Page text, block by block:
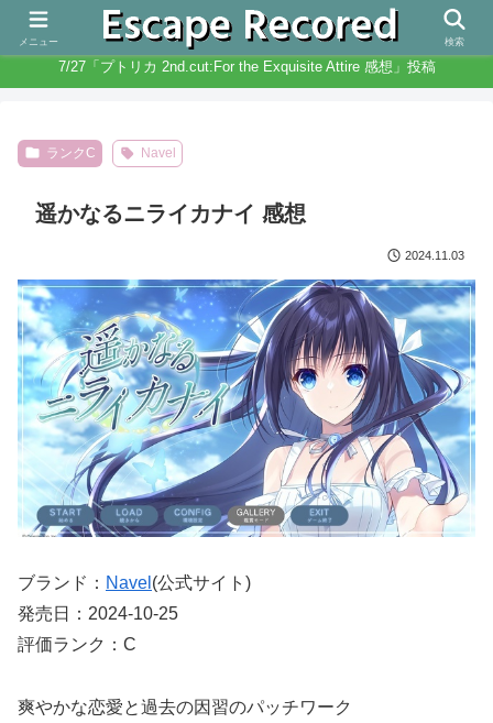
人生と違いノベルゲームは無限にある
7/27「プトリカ 2nd.cut:For the Exquisite Attire 感想」投稿
ランクC Navel
遥かなるニライカナイ 感想
2024.11.03
ブランド： Navel (公式サイト)
発売日：2024-10-25
評価ランク：C
爽やかな恋愛と過去の因習のパッチワーク
メニュー 検索